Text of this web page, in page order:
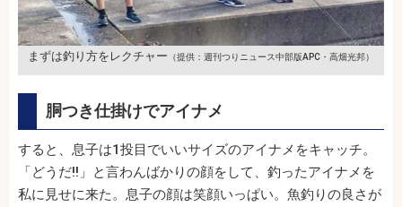
まずは釣り方をレクチャー （提供：週刊つりニュース中部版APC・高畑光邦）
胴つき仕掛けでアイナメ
すると、息子は1投目でいいサイズのアイナメをキャッチ。
「どうだ!!」と言わんばかりの顔をして、釣ったアイナメを
私に見せに来た。息子の顔は笑顔いっぱい。魚釣りの良さが